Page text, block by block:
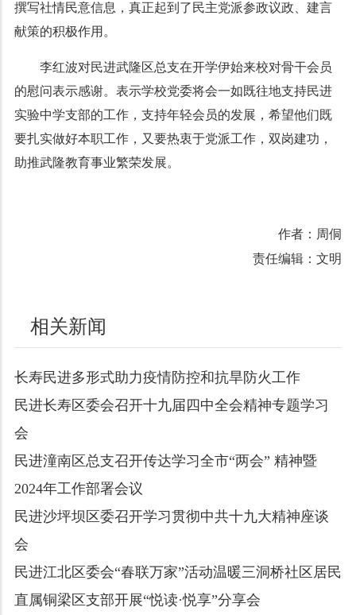
撰写社情民意信息，真正起到了民主党派参政议政、建言
献策的积极作用。
李红波对民进武隆区总支在开学伊始来校对骨干会员
的慰问表示感谢。表示学校党委将会一如既往地支持民进
实验中学支部的工作，支持年轻会员的发展，希望他们既
要扎实做好本职工作，又要热衷于党派工作，双岗建功，
助推武隆教育事业繁荣发展。
作者：周侗
责任编辑：文明
相关新闻
长寿民进多形式助力疫情防控和抗旱防火工作
民进长寿区委会召开十九届四中全会精神专题学习
会
民进潼南区总支召开传达学习全市“两会” 精神暨
2024年工作部署会议
民进沙坪坝区委召开学习贯彻中共十九大精神座谈
会
民进江北区委会“春联万家”活动温暖三洞桥社区居民
直属铜梁区支部开展“悦读·悦享”分享会